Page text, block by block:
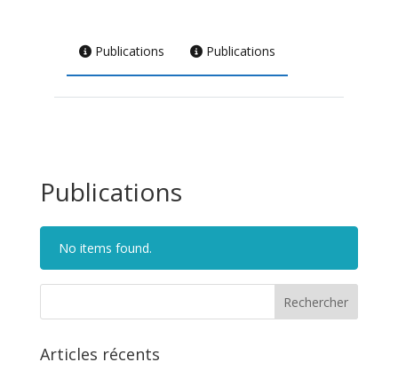
Publications Publications
Publications
No items found.
Articles récents